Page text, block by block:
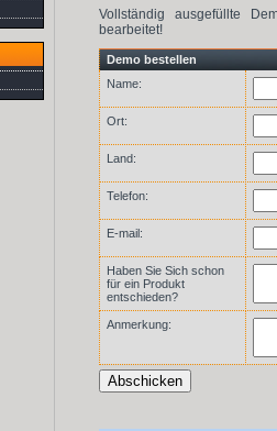
Vollständig ausgefüllte
bearbeitet!
Demo bestellen
Name:
Ort:
Land:
Telefon:
E-mail:
Haben Sie Sich schon
für ein Produkt
entschieden?
Anmerkung: